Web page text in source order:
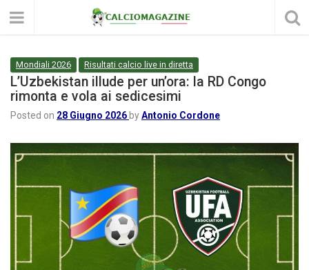
Mondiali 2026 Risultati calcio live in diretta
L’Uzbekistan illude per un’ora: la RD Congo
rimonta e vola ai sedicesimi
Posted on 28 Giugno 2026 byAntonio Cordone